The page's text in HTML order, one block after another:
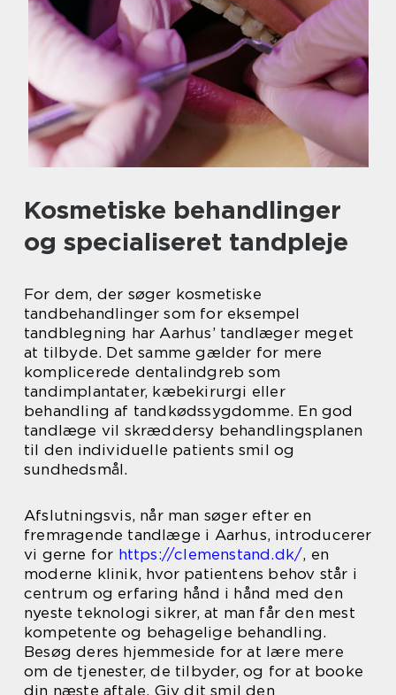
Kosmetiske behandlinger
og specialiseret tandpleje
For dem, der søger kosmetiske
tandbehandlinger som for eksempel
tandblegning har Aarhus’ tandlæger meget
at tilbyde. Det samme gælder for mere
komplicerede dentalindgreb som
tandimplantater, kæbekirurgi eller
behandling af tandkødssygdomme. En god
tandlæge vil skræddersy behandlingsplanen
til den individuelle patients smil og
sundhedsmål.
Afslutningsvis, når man søger efter en
fremragende tandlæge i Aarhus, introducerer
vi gerne for https://clemenstand.dk/, en
moderne klinik, hvor patientens behov står i
centrum og erfaring hånd i hånd med den
nyeste teknologi sikrer, at man får den mest
kompetente og behagelige behandling.
Besøg deres hjemmeside for at lære mere
om de tjenester, de tilbyder, og for at booke
din næste aftale. Giv dit smil den